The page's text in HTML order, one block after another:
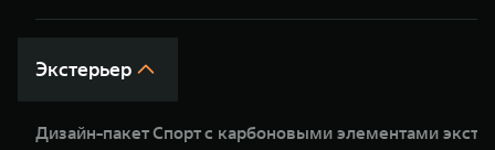
Экстерьер
Дизайн-пакет Спорт с карбоновыми элементами